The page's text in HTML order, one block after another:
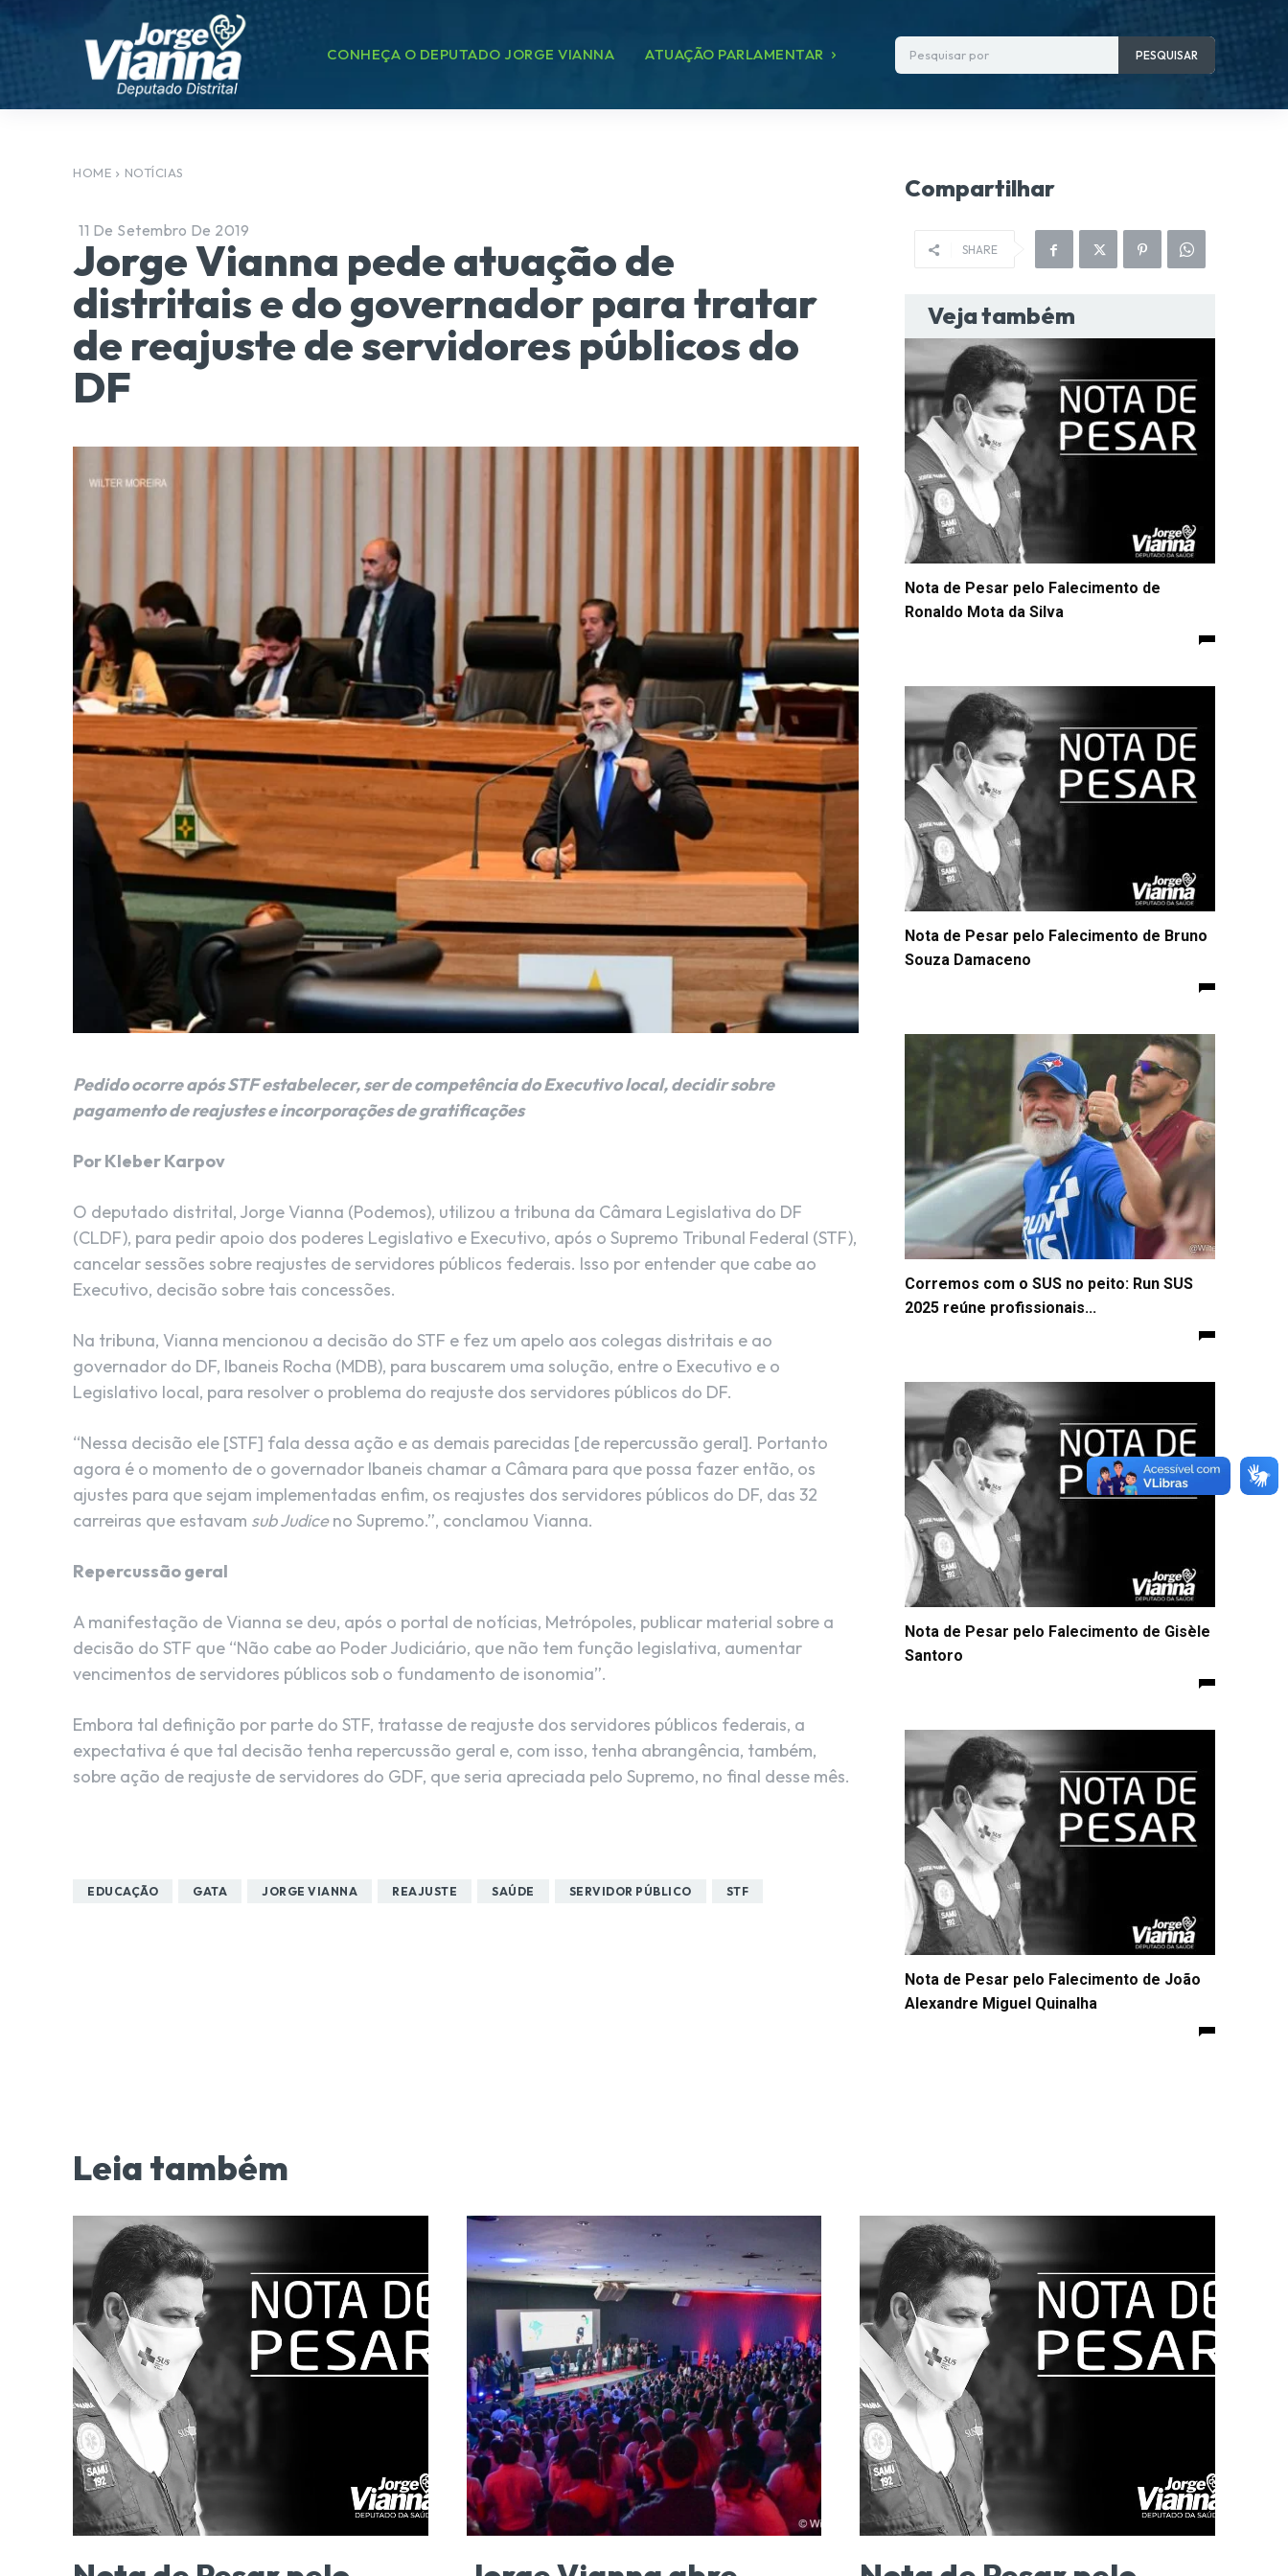
CONHEÇA O DEPUTADO JORGE VIANNA ATUAÇÃO PARLAMENTAR Pesquisar por PESQUISAR
HOME NOTÍCIAS
11 De Setembro De 2019
Jorge Vianna pede atuação de
distritais e do governador para tratar
de reajuste de servidores públicos do
DF
Pedido ocorre após STF estabelecer, ser de competência do Executivo local, decidir sobre
pagamento de reajustes e incorporações de gratificações
Por Kleber Karpov
O deputado distrital, Jorge Vianna (Podemos), utilizou a tribuna da Câmara Legislativa do DF
(CLDF), para pedir apoio dos poderes Legislativo e Executivo, após o Supremo Tribunal Federal (STF),
cancelar sessões sobre reajustes de servidores públicos federais. Isso por entender que cabe ao
Executivo, decisão sobre tais concessões.
Na tribuna, Vianna mencionou a decisão do STF e fez um apelo aos colegas distritais e ao
governador do DF, Ibaneis Rocha (MDB), para buscarem uma solução, entre o Executivo e o
Legislativo local, para resolver o problema do reajuste dos servidores públicos do DF.
“Nessa decisão ele [STF] fala dessa ação e as demais parecidas [de repercussão geral]. Portanto
agora é o momento de o governador Ibaneis chamar a Câmara para que possa fazer então, os
ajustes para que sejam implementadas enfim, os reajustes dos servidores públicos do DF, das 32
carreiras que estavam sub Judiceno Supremo.”, conclamou Vianna.
Repercussão geral
A manifestação de Vianna se deu, após o portal de notícias, Metrópoles, publicar material sobre a
decisão do STF que “Não cabe ao Poder Judiciário, que não tem função legislativa, aumentar
vencimentos de servidores públicos sob o fundamento de isonomia”.
Embora tal definição por parte do STF, tratasse de reajuste dos servidores públicos federais, a
expectativa é que tal decisão tenha repercussão geral e, com isso, tenha abrangência, também,
sobre ação de reajuste de servidores do GDF, que seria apreciada pelo Supremo, no final desse mês.
EDUCAÇÃO GATA JORGE VIANNA REAJUSTE SAÚDE SERVIDOR PÚBLICO STF
Compartilhar
SHARE
Veja também
Nota de Pesar pelo Falecimento de
Ronaldo Mota da Silva
Nota de Pesar pelo Falecimento de Bruno
Souza Damaceno
Corremos com o SUS no peito: Run SUS
2025 reúne profissionais...
Nota de Pesar pelo Falecimento de Gisèle
Santoro
Nota de Pesar pelo Falecimento de João
Alexandre Miguel Quinalha
Leia também